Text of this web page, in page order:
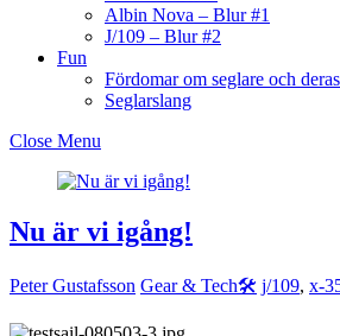
Albin Nova – Blur #1
J/109 – Blur #2
Fun
Fördomar om seglare och
Seglarslang
Close Menu
Nu är vi igång!
Peter Gustafsson Gear & Tech🛠 j/109, x-